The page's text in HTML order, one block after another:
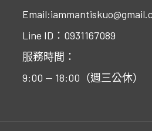
Line ID：0931167089
服務時間：
9:00 — 18:00（週三公休）